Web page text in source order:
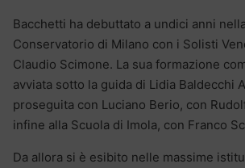
Bacchetti ha debuttato a undici anni nella
Conservatorio di Milano con i Solisti
Claudio Scimone. La sua formazione
avviata sotto la guida di Lidia Baldecchi
proseguita con Luciano Berio, con
infine alla Scuola di Imola, con Franco
Da allora si è esibito nelle massime